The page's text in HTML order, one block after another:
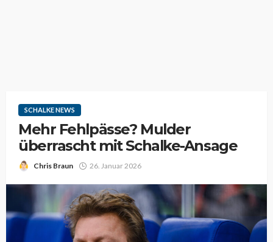
SCHALKE NEWS
Mehr Fehlpässe? Mulder
überrascht mit Schalke-Ansage
Chris Braun 26. Januar 2026